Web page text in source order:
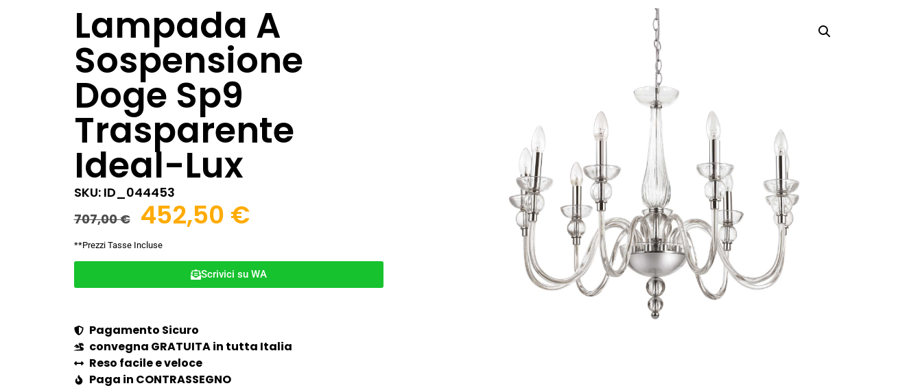
Lampada A
Sospensione
Doge Sp9
Trasparente
Ideal-Lux
SKU: ID_044453
707,00€ 452,50 €
**Prezzi Tasse Incluse
Scrivici su WA
Pagamento Sicuro
convegna GRATUITA in tutta Italia
Reso facile e veloce
Paga in CONTRASSEGNO